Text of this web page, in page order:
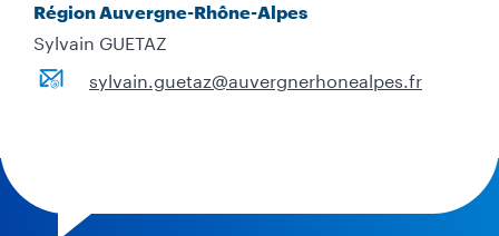
Région Auvergne-Rhône-Alpes
Sylvain GUETAZ
sylvain.guetaz@auvergnerhonealpes.fr